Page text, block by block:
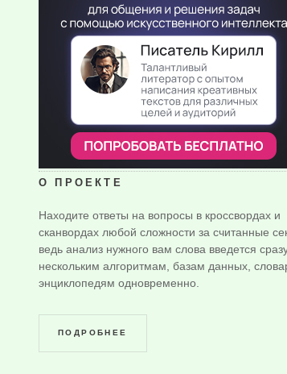
О ПРОЕКТЕ
Находите ответы на вопросы в кроссвордах и
сканвордах любой сложности за считанные
ведь анализ нужного вам слова введется
нескольким алгоритмам, базам данных,
энциклопедям одновременно.
ПОДРОБНЕЕ